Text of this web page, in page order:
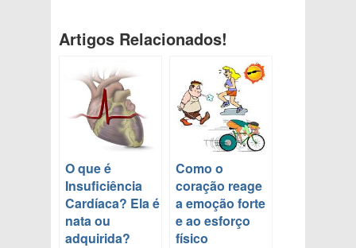
Artigos Relacionados!
O que é
Insuficiência
Cardíaca? Ela é
nata ou
adquirida?
Como o
coração reage
a emoção forte
e ao esforço
físico